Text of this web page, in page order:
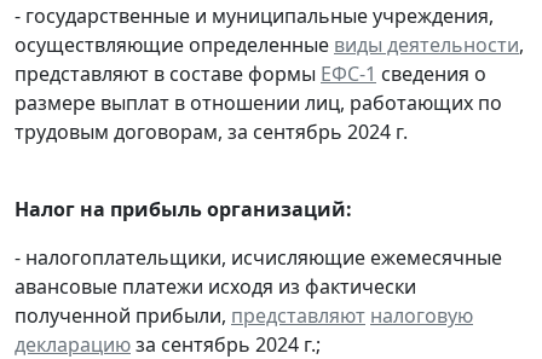
- государственные и муниципальные учреждения,
осуществляющие определенные виды деятельности,
представляют в составе формы ЕФС-1 сведения о
размере выплат в отношении лиц, работающих по
трудовым договорам, за сентябрь 2024 г.
Налог на прибыль организаций:
- налогоплательщики, исчисляющие ежемесячные
авансовые платежи исходя из фактически
полученной прибыли, представляют налоговую
декларациюза сентябрь 2024 г.;